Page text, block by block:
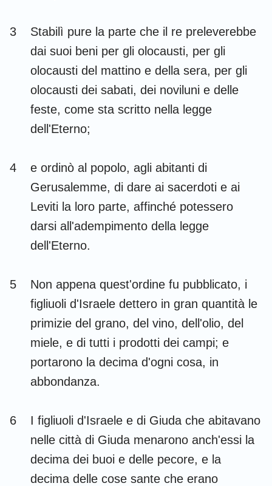
3
Stabilì pure la parte che il re preleverebbe
dai suoi beni per gli olocausti, per gli
olocausti del mattino e della sera, per gli
olocausti dei sabati, dei noviluni e delle
feste, come sta scritto nella legge
dell'Eterno;
4
e ordinò al popolo, agli abitanti di
Gerusalemme, di dare ai sacerdoti e ai
Leviti la loro parte, affinché potessero
darsi all'adempimento della legge
dell'Eterno.
5
Non appena quest'ordine fu pubblicato, i
figliuoli d'Israele dettero in gran quantità le
primizie del grano, del vino, dell'olio, del
miele, e di tutti i prodotti dei campi; e
portarono la decima d'ogni cosa, in
abbondanza.
6
I figliuoli d'Israele e di Giuda che abitavano
nelle città di Giuda menarono anch'essi la
decima dei buoi e delle pecore, e la
decima delle cose sante che erano